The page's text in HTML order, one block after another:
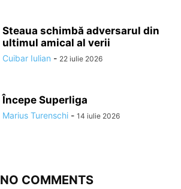
Steaua schimbă adversarul din
ultimul amical al verii
Cuibar Iulian - 22 iulie 2026
Începe Superliga
Marius Turenschi - 14 iulie 2026
NO COMMENTS